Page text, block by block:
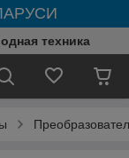
техника